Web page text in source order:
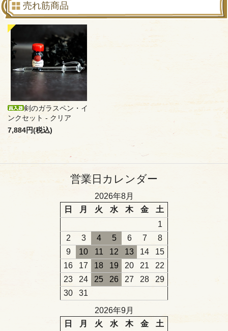
売れ筋商品
剣のガラスペン・イ
ンクセット - クリア
7,884円(税込)
営業日カレンダー
2026年8月
日
月 火 水 木 金
土
1
2
3 4 5 6 7
8
9
10 11 12 13 14
15
16
17 18 19 20 21
22
23
24 25 26 27 28
29
30
31
2026年9月
日
月 火 水 木 金
土